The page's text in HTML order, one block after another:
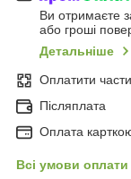
Ви отримаєте
або гроші
Детальніше
Оплатити
Післяплата
Оплата
Всі умови оплати